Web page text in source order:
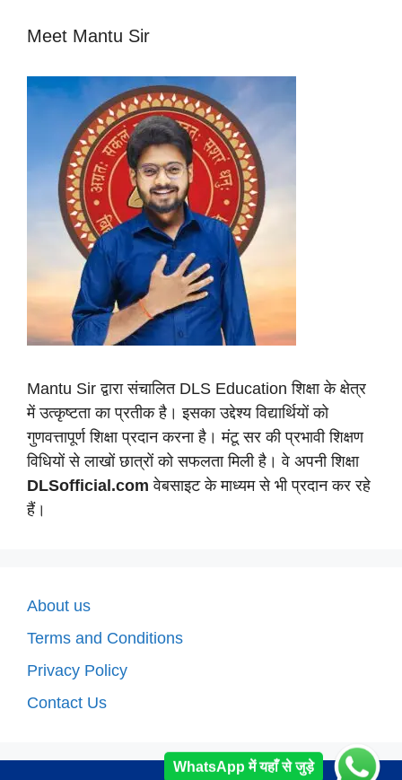
Meet Mantu Sir
Mantu Sir द्वारा संचालित DLS Education शिक्षा के क्षेत्र
में उत्कृष्टता का प्रतीक है। इसका उद्देश्य विद्यार्थियों को
गुणवत्तापूर्ण शिक्षा प्रदान करना है। मंटू सर की प्रभावी शिक्षण
विधियों से लाखों छात्रों को सफलता मिली है। वे अपनी शिक्षा
DLSofficial.com वेबसाइट के माध्यम से भी प्रदान कर रहे
हैं।
About us
Terms and Conditions
Privacy Policy
Contact Us
WhatsApp में यहाँ से जुड़े